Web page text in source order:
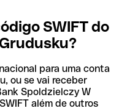
SWIFT do
para uma conta
ou se vai receber
Spoldzielczy W
além de outros